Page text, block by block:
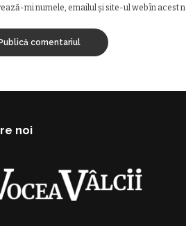
mi numele, emailul și site-ul web în acest
noi